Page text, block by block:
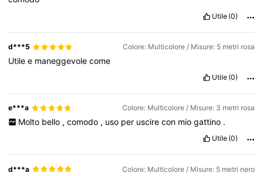
Utile (0)
d***5 Colore: Multicolore / Misure: 5 metri rosa
Utilee maneggevolecome
Utile (0)
e***a Colore: Multicolore / Misure: 3 metri rosa
Molto bello , comodo , uso per uscire con mio gattino .
Utile (0)
d***a Colore: Multicolore / Misure: 5 metri nero